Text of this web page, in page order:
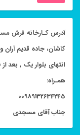
آدرس کـارخانه فرش
کاشان، جاده قدیم
انتهای بلوار یک , بعد از
همـراه:
00989132634245
جناب آقای مسجدی